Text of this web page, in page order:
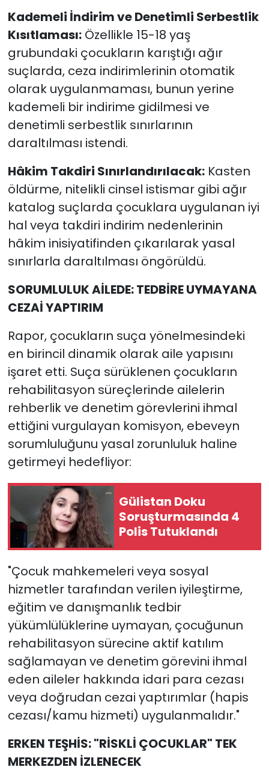
Kademeli İndirim ve Denetimli Serbestlik
Kısıtlaması:Özellikle 15-18 yaş
grubundaki çocukların karıştığı ağır
suçlarda, ceza indirimlerinin otomatik
olarak uygulanmaması, bunun yerine
kademeli bir indirime gidilmesi ve
denetimli serbestlik sınırlarının
daraltılması istendi.
Hâkim Takdiri Sınırlandırılacak:Kasten
öldürme, nitelikli cinsel istismar gibi ağır
katalog suçlarda çocuklara uygulanan iyi
hal veya takdiri indirim nedenlerinin
hâkim inisiyatifinden çıkarılarak yasal
sınırlarla daraltılması öngörüldü.
SORUMLULUK AİLEDE: TEDBİRE UYMAYANA
CEZAİ YAPTIRIM
Rapor, çocukların suça yönelmesindeki
en birincil dinamik olarak aile yapısını
işaret etti. Suça sürüklenen çocukların
rehabilitasyon süreçlerinde ailelerin
rehberlik ve denetim görevlerini ihmal
ettiğini vurgulayan komisyon, ebeveyn
sorumluluğunu yasal zorunluluk haline
getirmeyi hedefliyor:
Gülistan Doku
Soruşturmasında 4
Polis Tutuklandı
"Çocuk mahkemeleri veya sosyal
hizmetler tarafından verilen iyileştirme,
eğitim ve danışmanlık tedbir
yükümlülüklerine uymayan, çocuğunun
rehabilitasyon sürecine aktif katılım
sağlamayan ve denetim görevini ihmal
eden aileler hakkında idari para cezası
veya doğrudan cezai yaptırımlar (hapis
cezası/kamu hizmeti) uygulanmalıdır."
ERKEN TEŞHİS: "RİSKLİ ÇOCUKLAR" TEK
MERKEZDEN İZLENECEK